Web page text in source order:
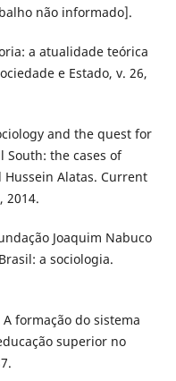
não informado].
a atualidade teórica
e Estado, v. 26,
and the quest for
South: the cases of
Hussein Alatas. Current
2014.
Joaquim Nabuco
a sociologia.
A formação do sistema
superior no